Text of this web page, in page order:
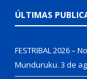
ÚLTIMAS
FESTRIBAL 2026 –
Munduruku. 3 de